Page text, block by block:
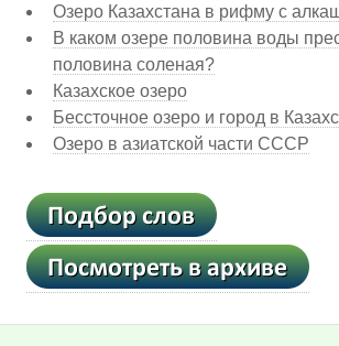
Озеро Казахстана в рифму с
В каком озере половина воды
половина соленая?
Казахское озеро
Бессточное озеро и город в
Озеро в азиатской части СССР